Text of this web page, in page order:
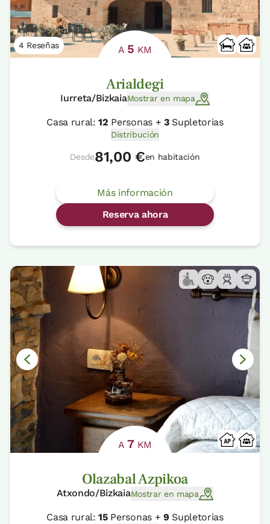
4 Reseñas A 5 KM
Arialdegi
Iurreta/BizkaiaMostrar en mapa
Casa rural:12 Personas + 3Supletorias
Distribución
Desde81,00 €en habitación
Más información
Reserva ahora
A7 KM
Olazabal Azpikoa
Atxondo/BizkaiaMostrar en mapa
Casa rural:15Personas + 9 Supletorias